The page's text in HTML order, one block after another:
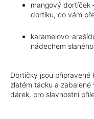
mangový dortíček
dortíku, co vám
karamelovo-
nádechem
Dortíčky jsou připravené
zlatém tácku a
dárek, pro slavnostní